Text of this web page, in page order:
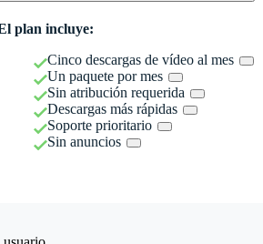
plan incluye:
Cinco descargas de vídeo al mes
Un paquete por mes
Sin atribución requerida
Descargas más rápidas
Soporte prioritario
Sin anuncios